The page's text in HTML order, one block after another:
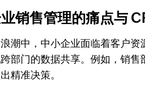
销售管理的痛点与
潮中，中小企业面临着客户
部门的数据共享。例如，销
精准决策。